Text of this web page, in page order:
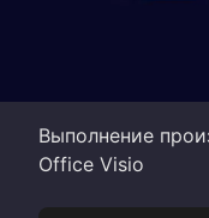
Выполнение
Office Visio